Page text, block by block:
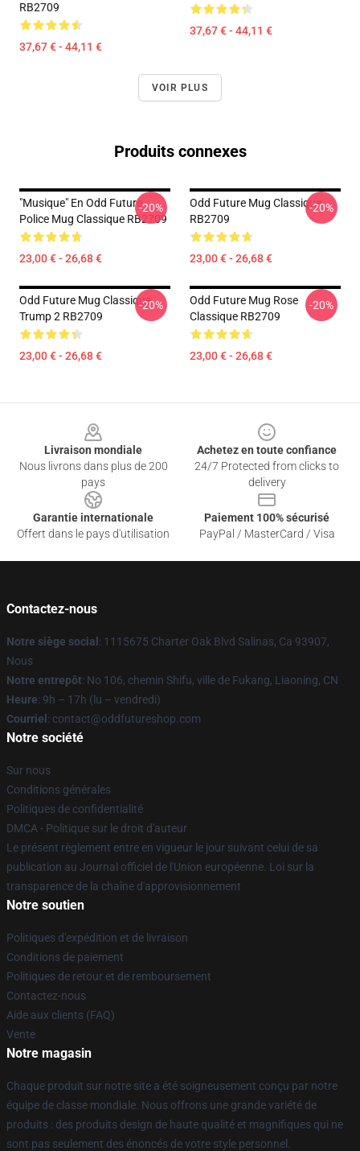
RB2709
37,67 € - 44,11 €
37,67 € - 44,11 €
VOIR PLUS
Produits connexes
"Musique" En Odd Future
Police Mug Classique RB2709
23,00 € - 26,68 €
-20%
Odd Future Mug Classique
RB2709
23,00 € - 26,68 €
-20%
Odd Future Mug Classique
Trump 2 RB2709
23,00 € - 26,68 €
-20%
Odd Future Mug Rose
Classique RB2709
23,00 € - 26,68 €
-20%
Livraison mondiale
Nous livrons dans plus de 200
pays
Achetez en toute confiance
24/7 Protected from clicks to
delivery
Garantie internationale
Offert dans le pays d'utilisation
Paiement 100% sécurisé
PayPal / MasterCard / Visa
Contactez-nous
Notre siège social : 1115675 Charter Oak Blvd Salinas, Ca 93907,
Nous
Notre entrepôt: No 106, chemin Shifu, ville de Fukang, Liaoning, CN
Heure: 9h – 17h (lu – vendredi)
Courriel : contact@oddfutureshop.com
Notre société
Sur nous
Conditions générales
Politiques de confidentialité
DMCA - Politique sur le droit d'auteur
Le présent règlement entre en vigueur le jour suivant celui de sa
publication au Journal officiel de l'Union européenne. Loi sur la
transparence de la chaîne d'approvisionnement
Notre soutien
Politiques d'expédition et de livraison
Conditions de paiement
Politiques de retour et de remboursement
Contactez-nous
Aide aux clients (FAQ)
Vente
Notre magasin
Chaque produit sur notre site a été soigneusement conçu par notre
équipe de classe mondiale. Nous offrons une grande variété de
produits : des produits design de haute qualité et magnifiques qui ne
sont pas seulement des énoncés de votre style personnel.